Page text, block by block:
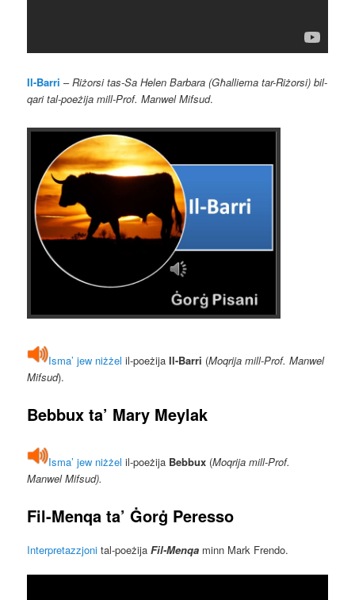
Il-Barri –Riżorsi tas-Sa Helen Barbara (Għalliema tar-Riżorsi)bil-
qari tal-poeżija mill-Prof. Manwel Mifsud.
Isma’ jew niżżel il-poeżijaIl-Barri (Moqrija mill-Prof. Manwel
Mifsud).
Bebbuxta’ Mary Meylak
Isma’ jew niżżel il-poeżija Bebbux (Moqrija mill-Prof.
Manwel Mifsud).
Fil-Menqa ta’ Ġorġ Peresso
Interpretazzjoni tal-poeżijaFil-Menqa minn Mark Frendo.